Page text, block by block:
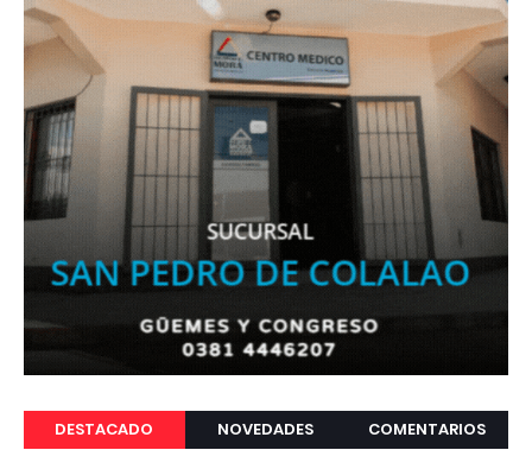
DESTACADO NOVEDADES COMENTARIOS